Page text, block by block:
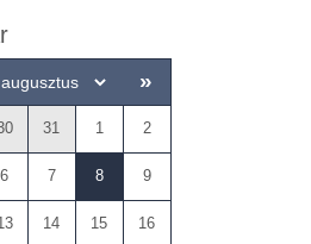
»
31 1 2
6 7 8 9
14 15 16